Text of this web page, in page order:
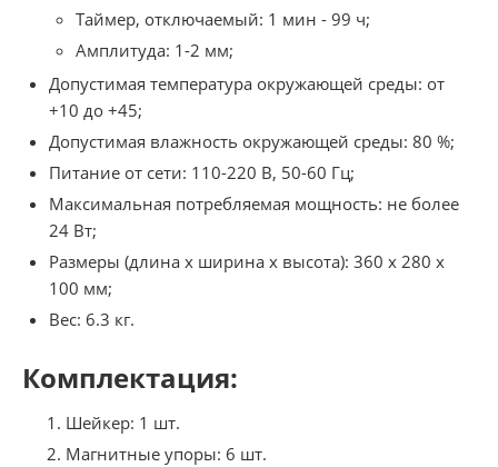
Таймер, отключаемый: 1 мин - 99 ч;
Амплитуда: 1-2 мм;
Допустимая температура окружающей среды: от
+10 до +45;
Допустимая влажность окружающей среды: 80 %;
Питание от сети: 110-220 В, 50-60 Гц;
Максимальная потребляемая мощность: не более
24 Вт;
Размеры (длина х ширина х высота): 360 х 280 х
100 мм;
Вес: 6.3 кг.
Комплектация:
Шейкер: 1 шт.
Магнитные упоры: 6 шт.